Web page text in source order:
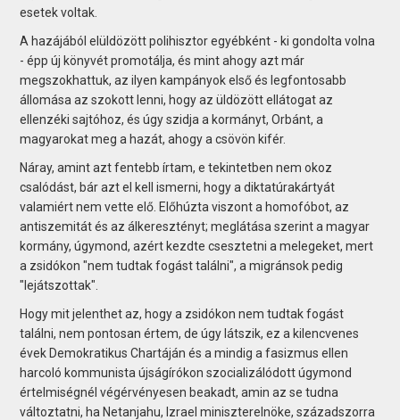
esetek voltak.
A hazájából elüldözött polihisztor egyébként - ki gondolta volna
- épp új könyvét promotálja, és mint ahogy azt már
megszokhattuk, az ilyen kampányok első és legfontosabb
állomása az szokott lenni, hogy az üldözött ellátogat az
ellenzéki sajtóhoz, és úgy szidja a kormányt, Orbánt, a
magyarokat meg a hazát, ahogy a csövön kifér.
Náray, amint azt fentebb írtam, e tekintetben nem okoz
csalódást, bár azt el kell ismerni, hogy a diktatúrakártyát
valamiért nem vette elő. Előhúzta viszont a homofóbot, az
antiszemitát és az álkeresztényt; meglátása szerint a magyar
kormány, úgymond, azért kezdte csesztetni a melegeket, mert
a zsidókon "nem tudtak fogást találni", a migránsok pedig
"lejátszottak".
Hogy mit jelenthet az, hogy a zsidókon nem tudtak fogást
találni, nem pontosan értem, de úgy látszik, ez a kilencvenes
évek Demokratikus Chartáján és a mindig a fasizmus ellen
harcoló kommunista újságírókon szocializálódott úgymond
értelmiségnél végérvényesen beakadt, amin az se tudna
változtatni, ha Netanjahu, Izrael miniszterelnöke, századszorra